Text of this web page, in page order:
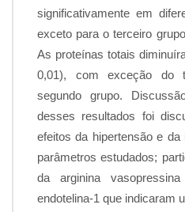
significativamente em
exceto para o terceiro
As proteínas totais
0,01), com exceção do
segundo grupo.
desses resultados foi
efeitos da hipertensão e
parâmetros estudados;
da arginina
endotelina-1 que indicaram